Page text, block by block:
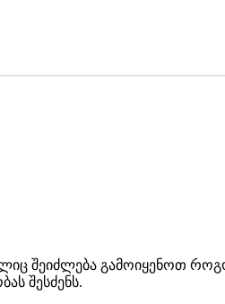
შეიძლება გამოიყენოთ
შესძენს.